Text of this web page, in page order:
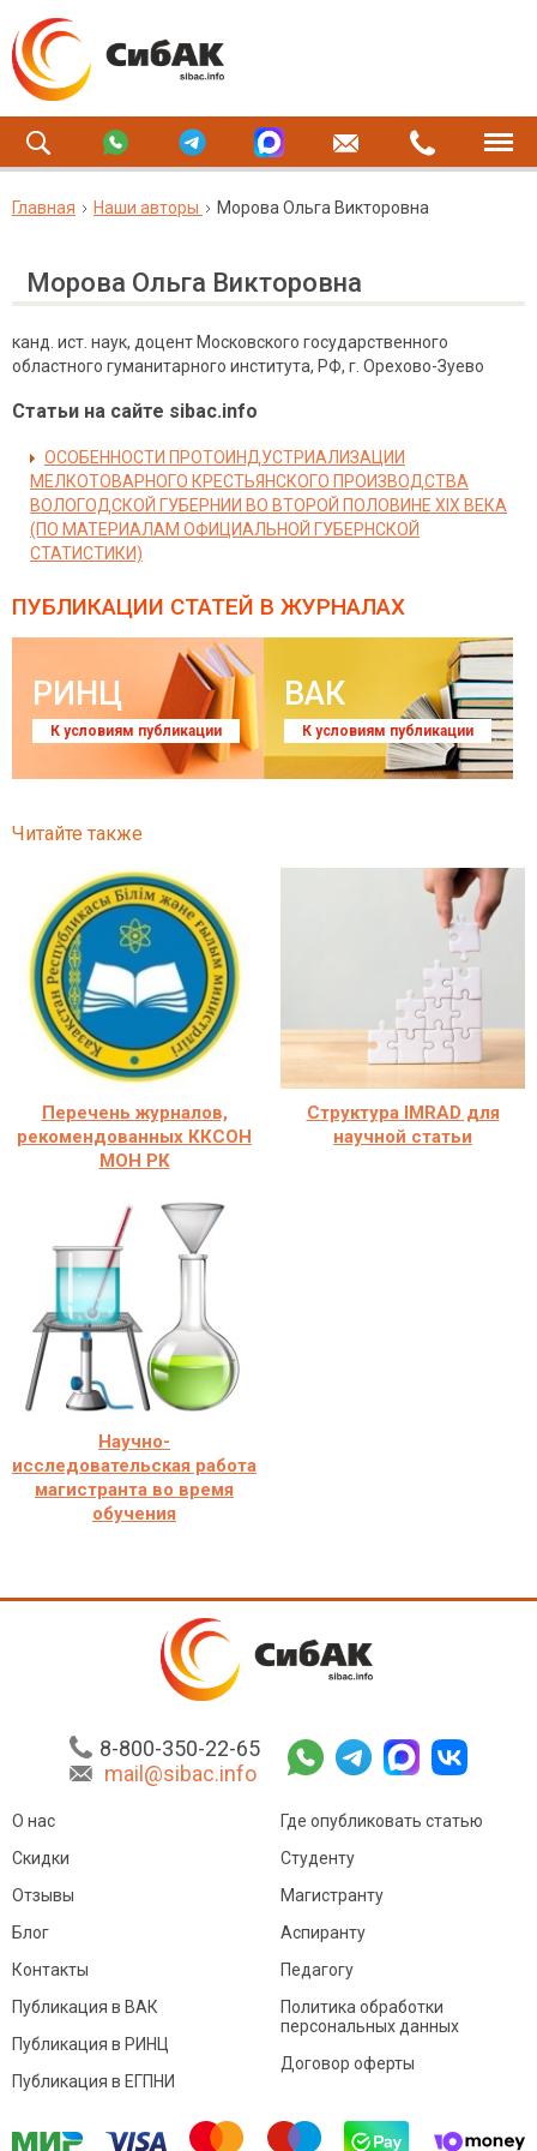
Главная Наши авторы Морова Ольга Викторовна
Морова Ольга Викторовна
канд. ист. наук, доцент Московского государственного
областного гуманитарного института, РФ, г. Орехово-Зуево
Статьи на сайте sibac.info
ОСОБЕННОСТИ ПРОТОИНДУСТРИАЛИЗАЦИИ
МЕЛКОТОВАРНОГО КРЕСТЬЯНСКОГО ПРОИЗВОДСТВА
ВОЛОГОДСКОЙ ГУБЕРНИИ ВО ВТОРОЙ ПОЛОВИНЕ XIX ВЕКА
(ПО МАТЕРИАЛАМ ОФИЦИАЛЬНОЙ ГУБЕРНСКОЙ
СТАТИСТИКИ)
ПУБЛИКАЦИИ СТАТЕЙ В ЖУРНАЛАХ
РИНЦ
К условиям публикации
ВАК
К условиям публикации
Читайте также
Перечень журналов,
рекомендованных ККСОН
МОН РК
Структура IMRAD для
научной статьи
Научно-
исследовательская работа
магистранта во время
обучения
8-800-350-22-65
mail@sibac.info
О нас
Скидки
Отзывы
Блог
Контакты
Где опубликовать статью
Студенту
Магистранту
Аспиранту
Педагогу
Публикация в ВАК
Публикация в РИНЦ
Публикация в ЕГПНИ
Политика обработки
персональных данных
Договор оферты